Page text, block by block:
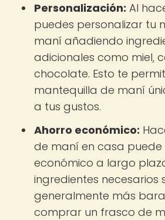
Personalización: Al
puedes personalizar tu
maní añadiendo
adicionales como miel,
chocolate. Esto te
mantequilla de maní
a tus gustos.
Ahorro económico:
de maní en casa puede
económico a largo
ingredientes necesarios
generalmente más
comprar un frasco de